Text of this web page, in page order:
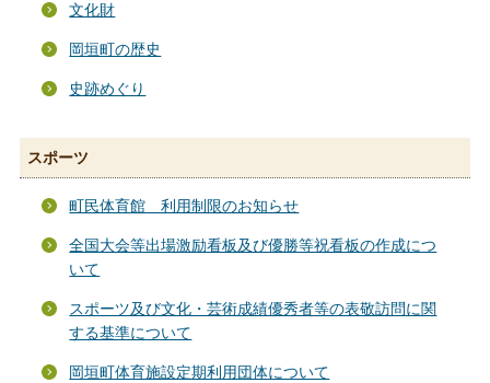
文化財
岡垣町の歴史
史跡めぐり
スポーツ
町民体育館 利用制限のお知らせ
全国大会等出場激励看板及び優勝等祝看板の作成につ
いて
スポーツ及び文化・芸術成績優秀者等の表敬訪問に関
する基準について
岡垣町体育施設定期利用団体について